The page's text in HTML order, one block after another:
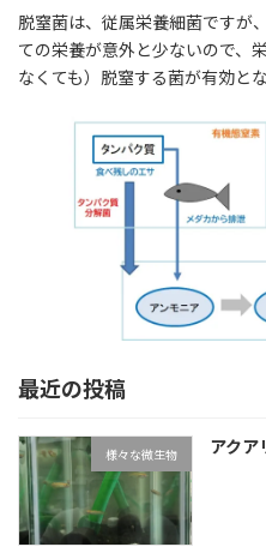
脱窒菌は、従属栄養細菌ですが
ての栄養が意外と少ないので、
なくても）脱窒する菌が有効とな
最近の投稿
様々な微生物 アクア